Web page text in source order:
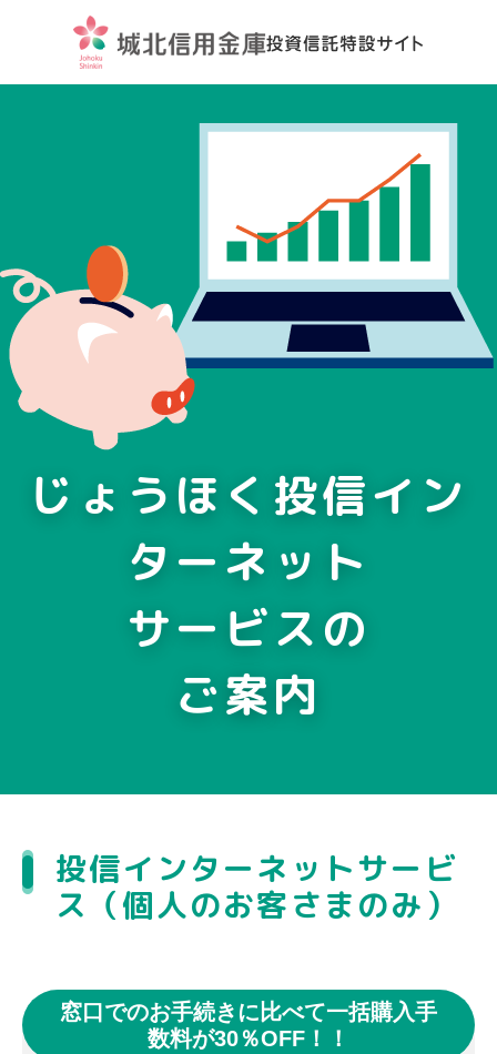
じょうほく投信イン
ターネット
サービスの
ご案内
投信インターネットサービ
ス（個人のお客さまのみ）
窓口でのお手続きに比べて一括購入手
数料が30％OFF！！